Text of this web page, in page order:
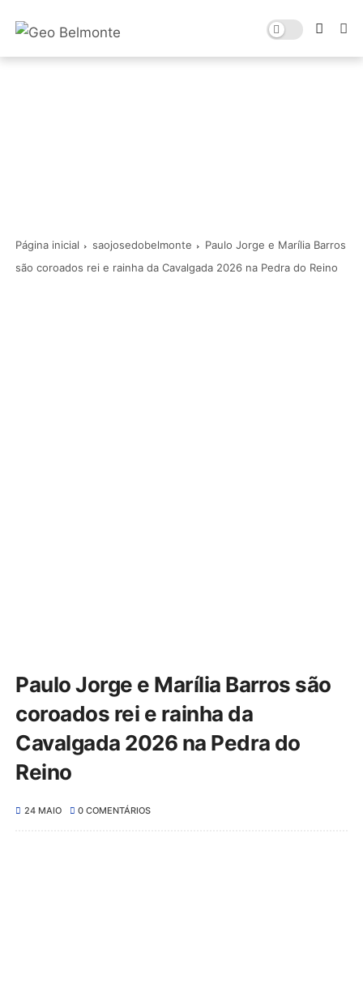
Página inicial saojosedobelmonte
Paulo Jorge e Marília Barros
são coroados rei e rainha da Cavalgada 2026 na Pedra do Reino
Paulo Jorge e Marília Barros são
coroados rei e rainha da
Cavalgada 2026 na Pedra do
Reino
24 MAIO 0 COMENTÁRIOS